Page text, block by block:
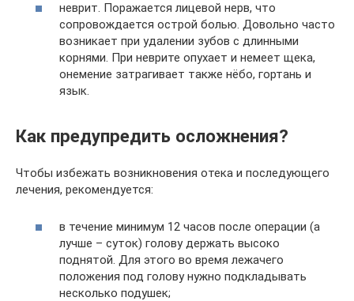
неврит. Поражается лицевой нерв, что
сопровождается острой болью. Довольно часто
возникает при удалении зубов с длинными
корнями. При неврите опухает и немеет щека,
онемение затрагивает также нёбо, гортань и
язык.
Как предупредить осложнения?
Чтобы избежать возникновения отека и последующего
лечения, рекомендуется:
в течение минимум 12 часов после операции (а
лучше – суток) голову держать высоко
поднятой. Для этого во время лежачего
положения под голову нужно подкладывать
несколько подушек;